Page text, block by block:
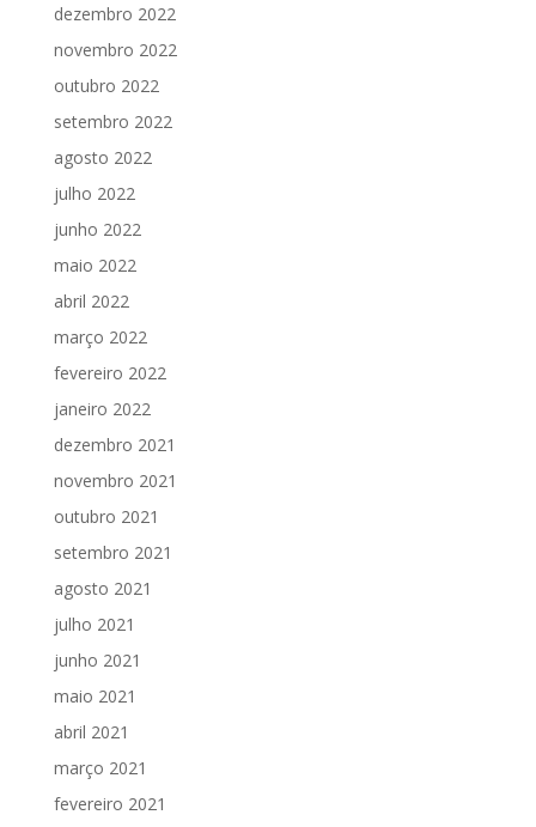
dezembro 2022
novembro 2022
outubro 2022
setembro 2022
agosto 2022
julho 2022
junho 2022
maio 2022
abril 2022
março 2022
fevereiro 2022
janeiro 2022
dezembro 2021
novembro 2021
outubro 2021
setembro 2021
agosto 2021
julho 2021
junho 2021
maio 2021
abril 2021
março 2021
fevereiro 2021